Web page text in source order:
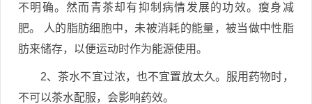
不明确。然而青茶却有抑制病情发展的功效。瘦身减
肥。 人的脂肪细胞中，未被消耗的能量，被当做中性脂
肪来储存，以便运动时作为能源使用。
2、茶水不宜过浓，也不宜置放太久。服用药物时，
不可以茶水配服，会影响药效。